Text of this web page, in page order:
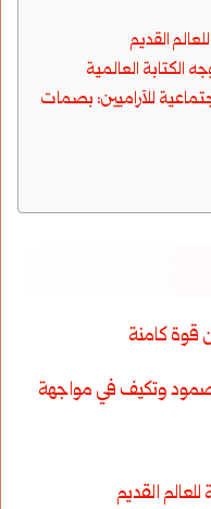
القديم
الكتابة العالمية
للآراميين: بصمات
كامنة
صمود وتكيف في مواجهة
القديم